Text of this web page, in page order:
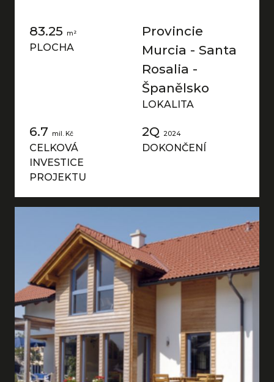
83.25 m²
PLOCHA
Provincie
Murcia - Santa
Rosalia -
Španělsko
LOKALITA
6.7 mil. Kč
CELKOVÁ
INVESTICE
PROJEKTU
2Q 2024
DOKONČENÍ